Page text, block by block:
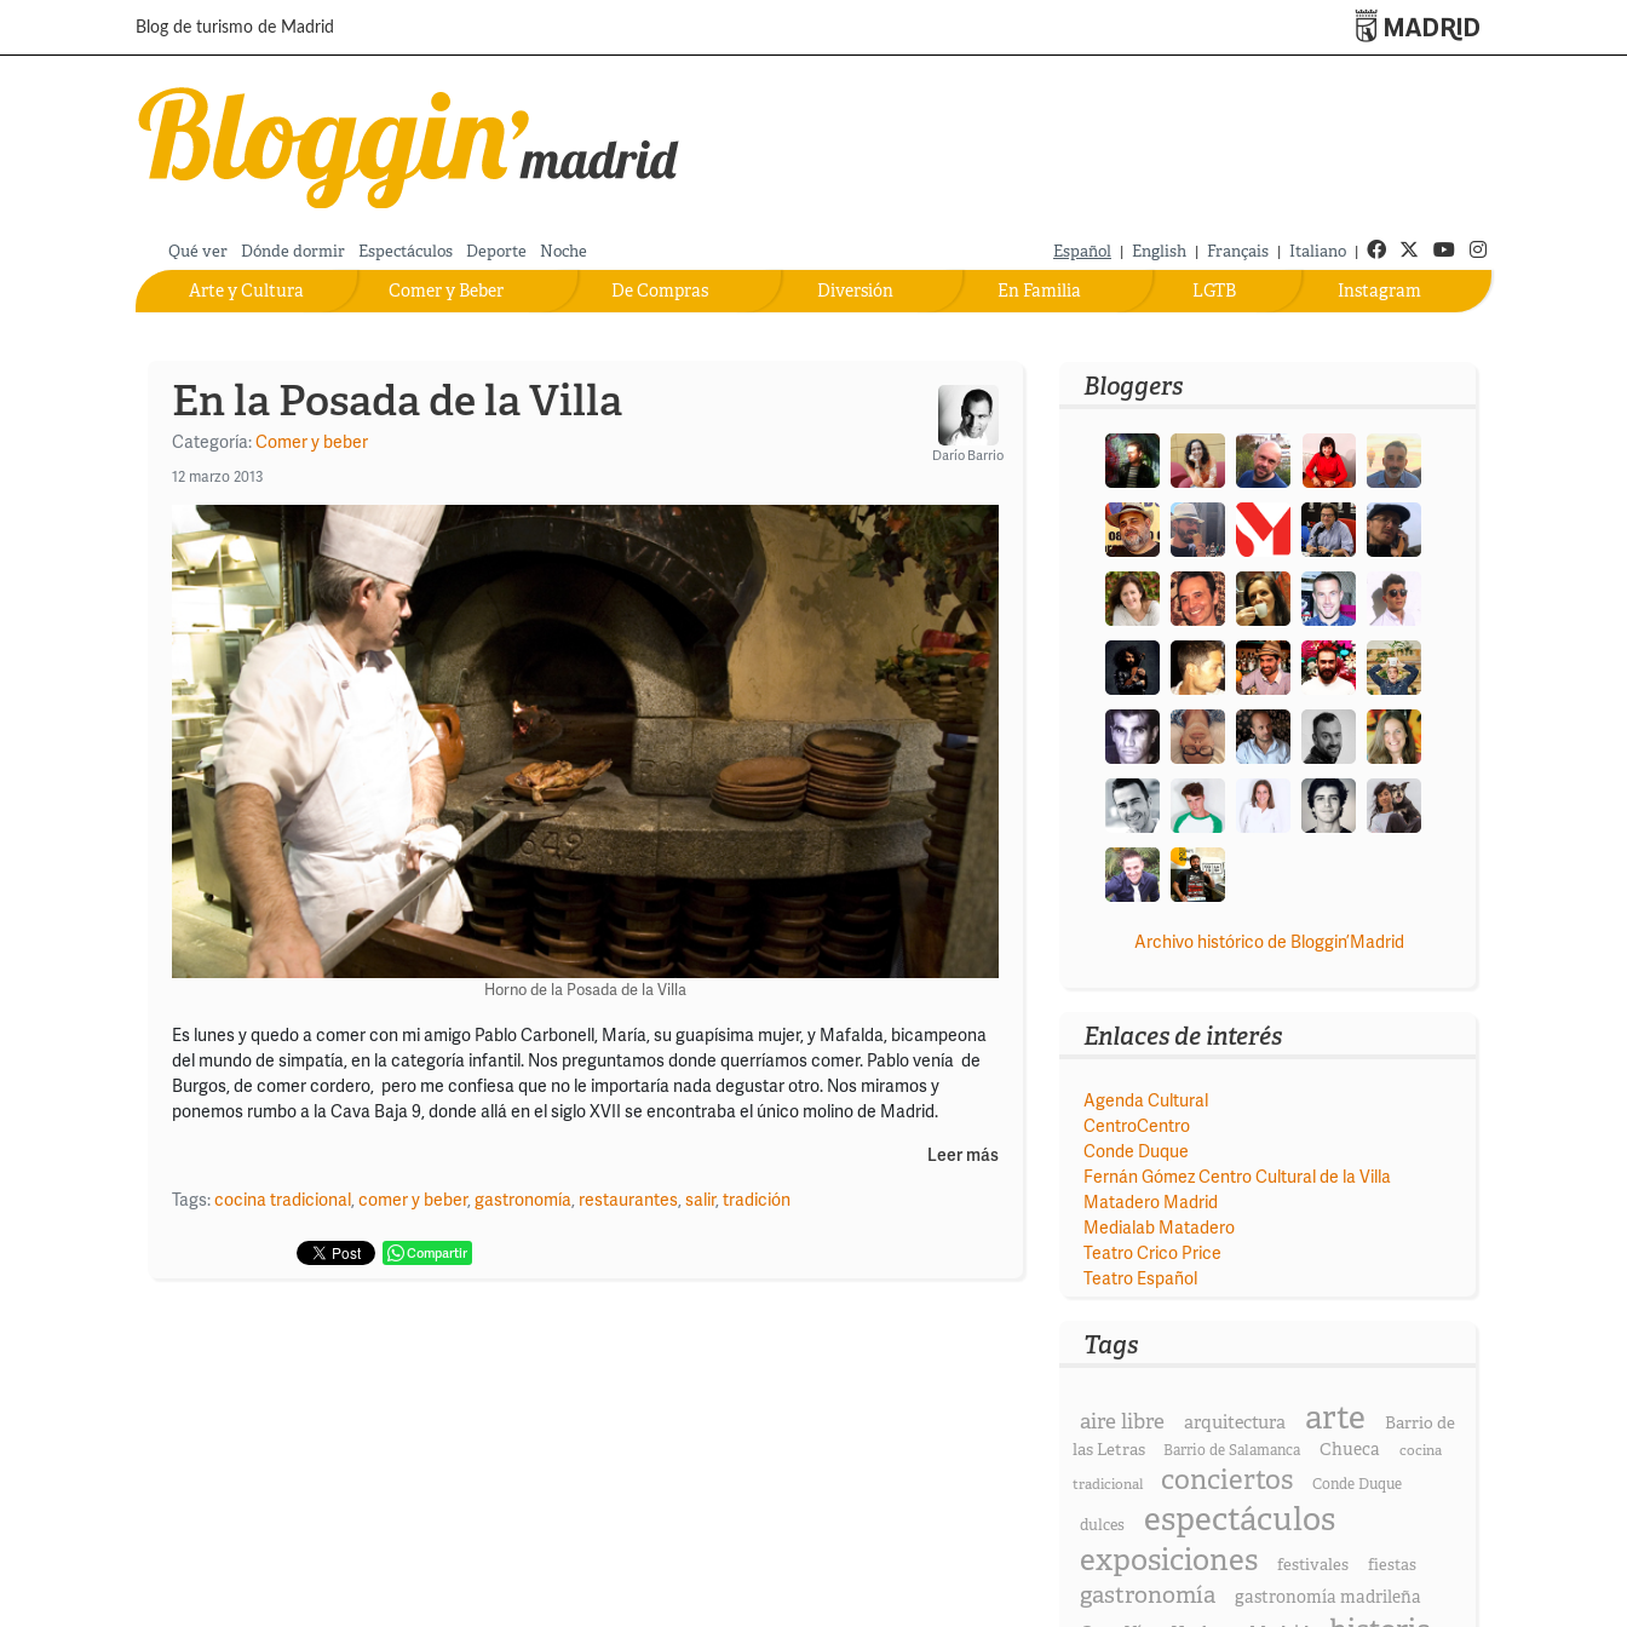
Pasar al contenido principal
Blog de turismo de Madrid
Turismo de Madrid
Qué ver Dónde dormir Espectáculos Deporte Noche Español | English | Français | Italiano | Facebook
TwitterYoutube
Instagram
Instagram
LGTB
En Familia
Diversión
De Compras
Comer y Beber
Arte y Cultura
En la Posada de la Villa
Categoría:Comer y beber
12 marzo 2013
Darío Barrio
Horno de la Posada de la Villa
Es lunes y quedo a comer con mi amigo Pablo Carbonell, María, su guapísima mujer, y Mafalda, bicampeona
del mundo de simpatía, en la categoría infantil. Nos preguntamos donde querríamos comer. Pablo venía de
Burgos, de comer cordero, pero me confiesa que no le importaría nada degustar otro. Nos miramos y
ponemos rumbo a la Cava Baja 9, donde allá en el siglo XVII se encontraba el único molino de Madrid.
Leer más
Tags:cocina tradicional,comer y beber,gastronomía, restaurantes,salir,tradición
Compartir
Bloggers
Archivo histórico de Bloggin’Madrid
Enlaces de interés
Agenda Cultural
CentroCentro
Conde Duque
Fernán Gómez Centro Cultural de la Villa
Matadero Madrid
Medialab Matadero
Teatro Crico Price
Teatro Español
Tags
aire libre arquitectura arte
Barrio de
las Letras
Barrio de Salamanca Chueca
cocina
tradicional
conciertos Conde Duque
dulces espectáculos
exposiciones festivales fiestas
gastronomía gastronomía madrileña